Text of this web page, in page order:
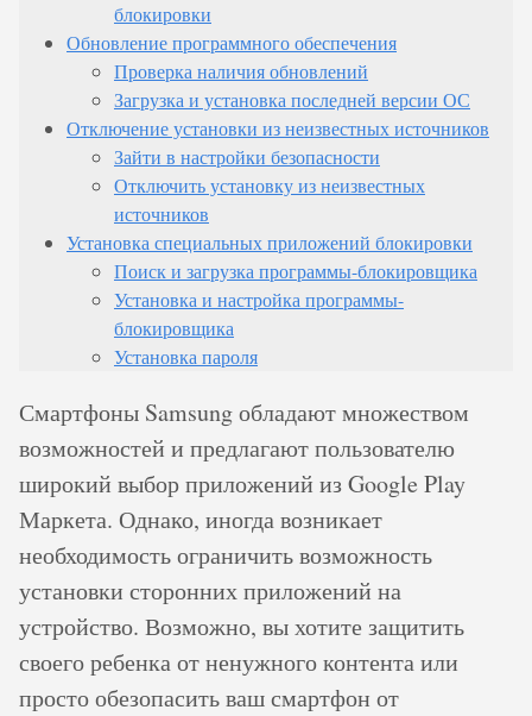
блокировки
Обновление программного обеспечения
Проверка наличия обновлений
Загрузка и установка последней версии ОС
Отключение установки из неизвестных источников
Зайти в настройки безопасности
Отключить установку из неизвестных
источников
Установка специальных приложений блокировки
Поиск и загрузка программы-блокировщика
Установка и настройка программы-
блокировщика
Установка пароля
Смартфоны Samsung обладают множеством
возможностей и предлагают пользователю
широкий выбор приложений из Google Play
Маркета. Однако, иногда возникает
необходимость ограничить возможность
установки сторонних приложений на
устройство. Возможно, вы хотите защитить
своего ребенка от ненужного контента или
просто обезопасить ваш смартфон от